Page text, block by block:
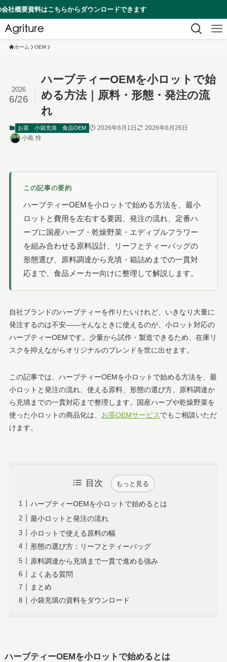
ちらからダウンロードできます
ホーム OEM
ハーブティーOEMを小ロットで始
める方法｜原料・形態・発注の流
れ
2026
6/26
お茶 小袋充填 食品OEM 2026年6月1日
2026年6月26日
小島 怜
この記事の要約
ハーブティーOEMを小ロットで始める方法を、最小
ロットと費用を左右する要因、発注の流れ、定番ハ
ーブに国産ハーブ・乾燥野菜・エディブルフラワー
を組み合わせる原料設計、リーフとティーバッグの
形態選び、原料調達から充填・箱詰めまでの一貫対
応まで、食品メーカー向けに整理して解説します。
自社ブランドのハーブティーを作りたいけれど、いきなり大量に
発注するのは不安——そんなときに使えるのが、小ロット対応の
ハーブティーOEMです。少量から試作・製造できるため、在庫リ
スクを抑えながらオリジナルのブレンドを世に出せます。
この記事では、ハーブティーOEMを小ロットで始める方法を、最
小ロットと発注の流れ、使える原料、形態の選び方、原料調達か
ら充填までの一貫対応まで整理します。国産ハーブや乾燥野菜を
使った小ロットの商品化は、 お茶OEMサービスでもご相談いただ
けます。
目次 もっと見る
ハーブティーOEMを小ロットで始めるとは
最小ロットと発注の流れ
小ロットで使える原料の幅
形態の選び方：リーフとティーバッグ
原料調達から充填まで一貫で進める強み
よくある質問
まとめ
小袋充填の資料をダウンロード
ハーブティーOEMを小ロットで始めるとは